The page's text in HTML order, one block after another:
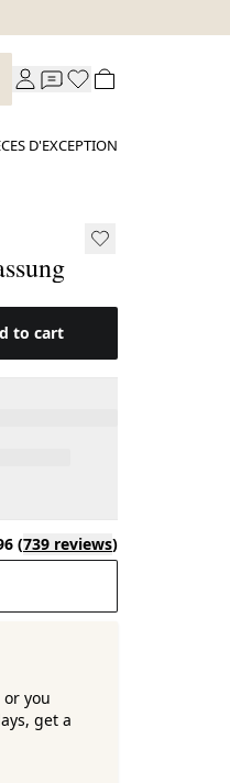
D'EXCEPTION
to cart
(739 reviews)
you
get a